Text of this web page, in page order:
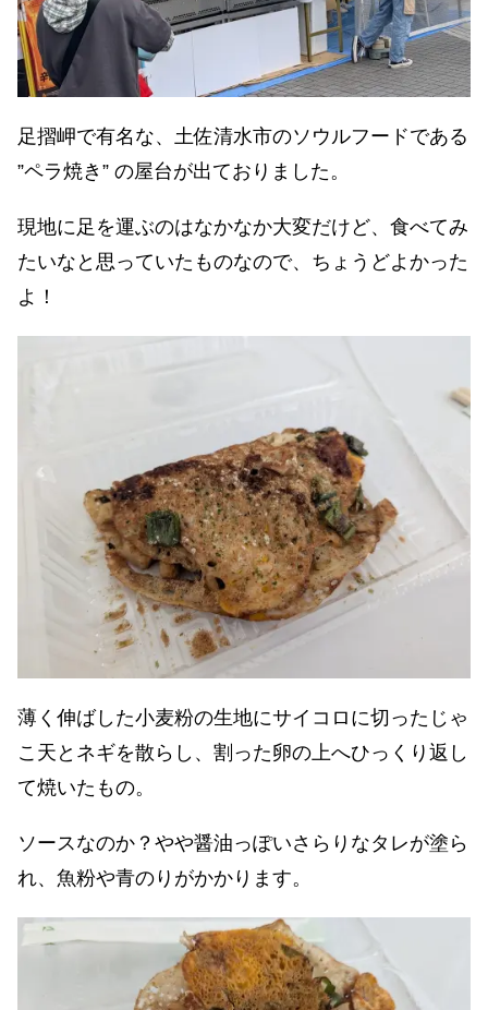
足摺岬で有名な、土佐清水市のソウルフードである
”ペラ焼き” の屋台が出ておりました。
現地に足を運ぶのはなかなか大変だけど、食べてみ
たいなと思っていたものなので、ちょうどよかった
よ！
薄く伸ばした小麦粉の生地にサイコロに切ったじゃ
こ天とネギを散らし、割った卵の上へひっくり返し
て焼いたもの。
ソースなのか？やや醤油っぽいさらりなタレが塗ら
れ、魚粉や青のりがかかります。